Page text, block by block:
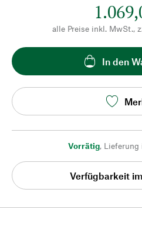
alle Preise inkl. MwSt.,
In den
Vorrätig, Lieferung
Verfügbarkeit